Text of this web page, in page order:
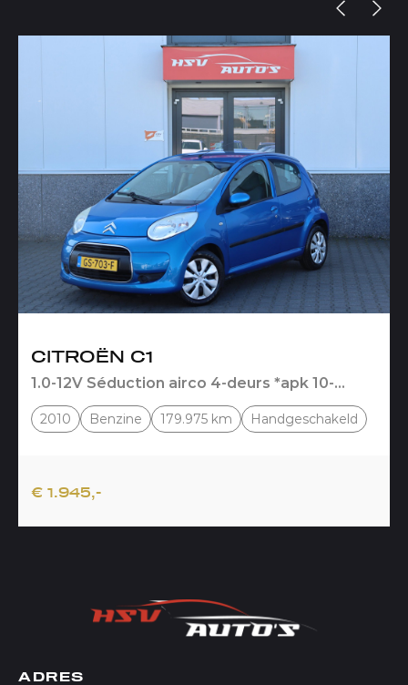
CITROËN C1
1.0-12V Séduction airco 4-deurs *apk 10-
2010 Benzine 179.975 km Handgeschakeld
€ 1.945,-
ADRES